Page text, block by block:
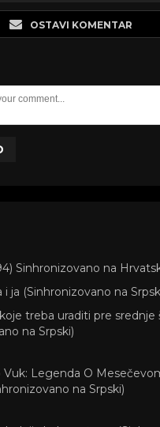
OSTAVI KOMENTAR
Sinhronizovano na
i ja (Sinhronizovano na
treba uraditi pre srednje
na Srpski)
Vuk: Legenda O
na Srpski)